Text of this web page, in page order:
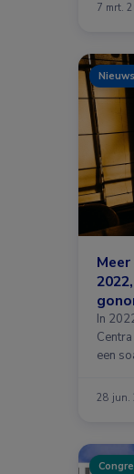
7 mrt.
Nieuws
In
een
28 jun.